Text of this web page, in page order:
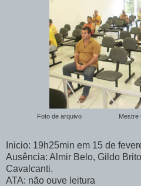
Foto de arquivo Mestre
Inicio: 19h25min em 15 de
Ausência: Almir Belo, Gildo
Cavalcanti.
ATA: não ouve leitura